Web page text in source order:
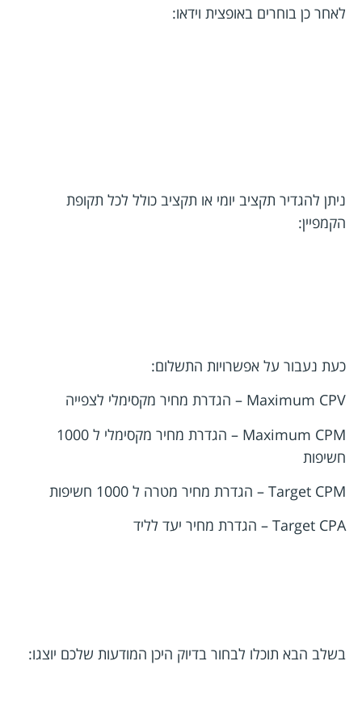
לאחר כן בוחרים באופצית וידאו:
ניתן להגדיר תקציב יומי או תקציב כולל לכל תקופת
הקמפיין:
כעת נעבור על אפשרויות התשלום:
Maximum CPV – הגדרת מחיר מקסימלי לצפייה
Maximum CPM – הגדרת מחיר מקסימלי ל 1000
חשיפות
Target CPM – הגדרת מחיר מטרה ל 1000 חשיפות
Target CPA – הגדרת מחיר יעד לליד
בשלב הבא תוכלו לבחור בדיוק היכן המודעות שלכם יוצגו: